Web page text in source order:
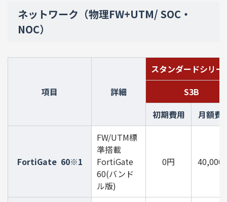
ネットワーク（物理FW+UTM/ SOC・
NOC）
項目 詳細
スタンダードシリー
S3B
初期費用
月額費
FortiGate 60※1
FW/UTM標
準搭載
FortiGate
60(バンド
ル版)
0円 40,000